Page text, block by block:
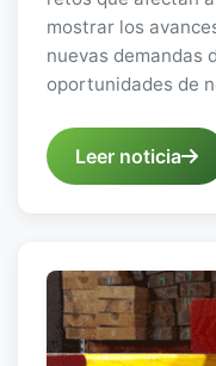
mostrar los
nuevas demandas
oportunidades de
Leer noticia